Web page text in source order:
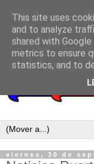
viernes, 30 de
This site uses
and to analyze
shared with
metrics to ensure
statistics, and to